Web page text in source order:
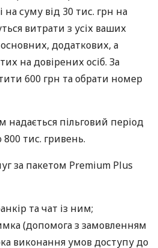
на суму від 30 тис. грн на
витрати з усіх ваших
додаткових, а
на довірених осіб. За
600 грн та обрати номер
пільговий період
тис. гривень.
за пакетом Premium Plus
та чат із ним;
(допомога з замовленням
виконання умов доступу до